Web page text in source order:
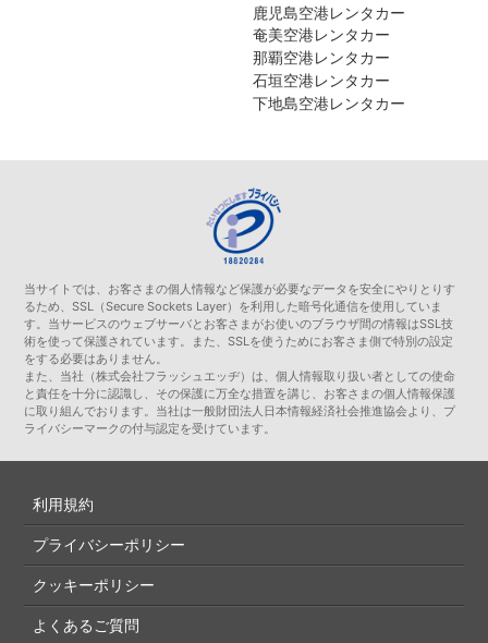
鹿児島空港レンタカー
奄美空港レンタカー
那覇空港レンタカー
石垣空港レンタカー
下地島空港レンタカー
当サイトでは、お客さまの個人情報など保護が必要なデータを安全にやりとりす
るため、SSL（Secure Sockets Layer）を利用した暗号化通信を使用していま
す。当サービスのウェブサーバとお客さまがお使いのブラウザ間の情報はSSL技
術を使って保護されています。また、SSLを使うためにお客さま側で特別の設定
をする必要はありません。
また、当社（株式会社フラッシュエッヂ）は、個人情報取り扱い者としての使命
と責任を十分に認識し、その保護に万全な措置を講じ、お客さまの個人情報保護
に取り組んでおります。当社は一般財団法人日本情報経済社会推進協会より、プ
ライバシーマークの付与認定を受けています。
利用規約
プライバシーポリシー
クッキーポリシー
よくあるご質問